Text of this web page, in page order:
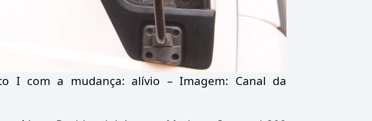
I com a mudança: alívio – Imagem: Canal da